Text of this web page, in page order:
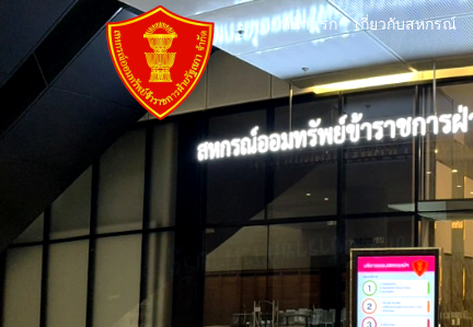
หน้าแรก เกี่ยวกับสหกรณ์